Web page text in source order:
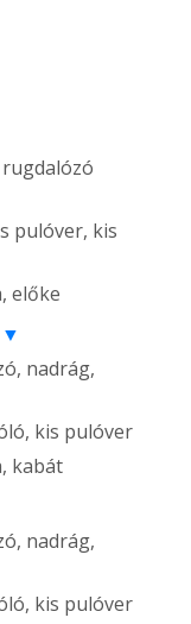
pulóver, kis
előke
nadrág,
kis pulóver
kabát
nadrág,
kis pulóver